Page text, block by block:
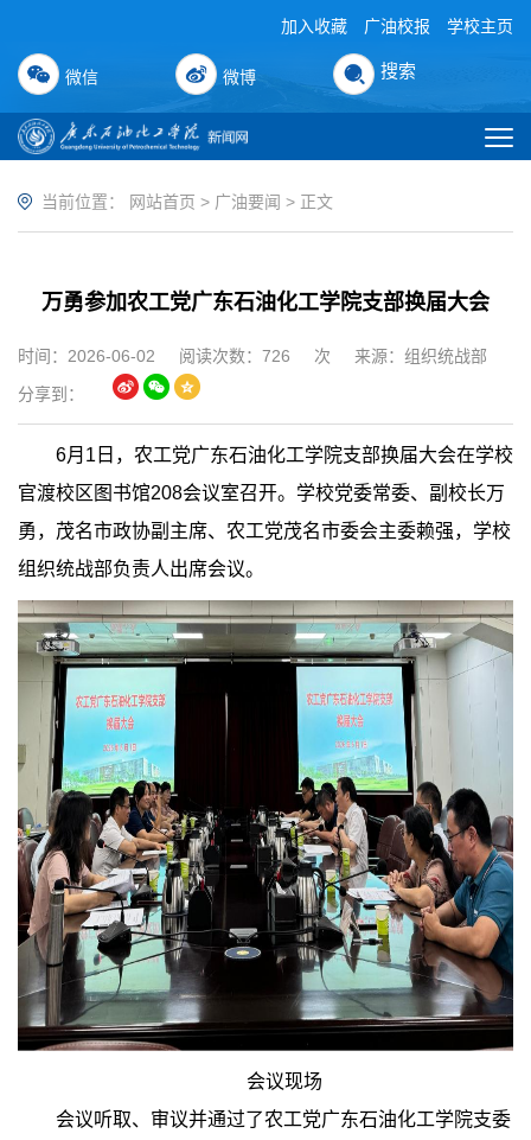
加入收藏 广油校报 学校主页
微信 微博 搜索
当前位置： 网站首页 > 广油要闻 > 正文
万勇参加农工党广东石油化工学院支部换届大会
时间：2026-06-02 阅读次数： 726 次
来源：组织统战部
分享到：
6月1日，农工党广东石油化工学院支部换届大会在学校
官渡校区图书馆208会议室召开。学校党委常委、副校长万
勇，茂名市政协副主席、农工党茂名市委会主委赖强，学校
组织统战部负责人出席会议。
会议现场
会议听取、审议并通过了农工党广东石油化工学院支委